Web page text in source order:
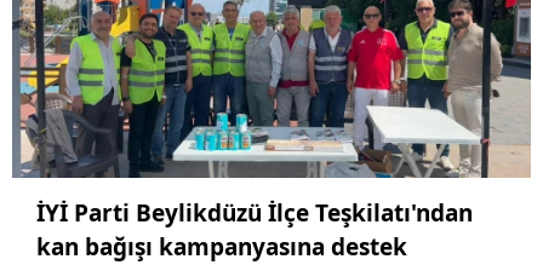
İYİ Parti Beylikdüzü İlçe Teşkilatı'ndan
kan bağışı kampanyasına destek